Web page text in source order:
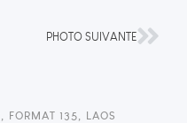
PHOTO SUIVANTE
, FORMAT 135, LAOS